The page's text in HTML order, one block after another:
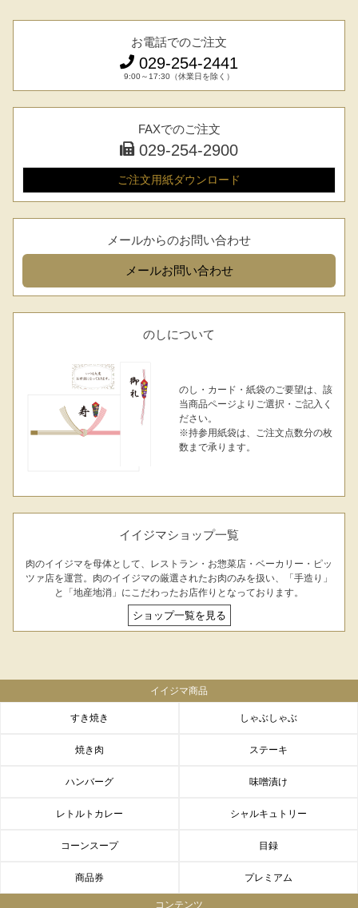
029-254-2441
受付：9:00～17:30(日曜日を除く)
出産内祝い 結婚内祝い 法事・香典返し
長寿祝い 高級肉ギフト 法人ギフト
お電話でのご注文
029-254-2441
9:00～17:30（休業日を除く）
FAXでのご注文
029-254-2900
ご注文用紙ダウンロード
メールからのお問い合わせ
メールお問い合わせ
のしについて
のし・カード・紙袋のご要望は、該
当商品ページよりご選択・ご記入く
ださい。
※持参用紙袋は、ご注文点数分の枚
数まで承ります。
イイジマショップ一覧
肉のイイジマを母体として、レストラン・お惣菜店・ベーカリー・ピッ
ツァ店を運営。肉のイイジマの厳選されたお肉のみを扱い、「手造り」
と「地産地消」にこだわったお店作りとなっております。
ショップ一覧を見る
イイジマ商品
すき焼き しゃぶしゃぶ
焼き肉 ステーキ
ハンバーグ 味噌漬け
レトルトカレー シャルキュトリー
コーンスープ 目録
商品券 プレミアム
コンテンツ